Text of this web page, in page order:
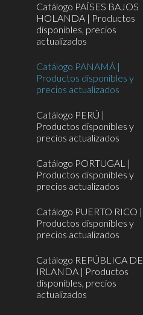
Catálogo PAÍSES BAJOS
HOLANDA | Productos
disponibles, precios
actualizados
Catálogo PANAMÁ |
Productos disponibles y
precios actualizados
Catálogo PERÚ |
Productos disponibles y
precios actualizados
Catálogo PORTUGAL |
Productos disponibles y
precios actualizados
Catálogo PUERTO RICO |
Productos disponibles y
precios actualizados
Catálogo REPÚBLICA DE
IRLANDA | Productos
disponibles, precios
actualizados